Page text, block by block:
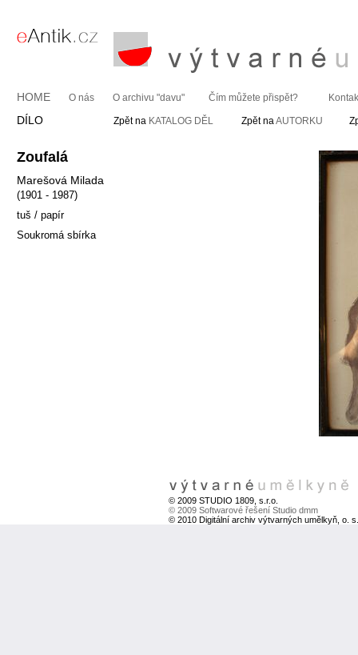
HOME O nás O archivu "davu" Čím můžete přispět?
DÍLO Zpět na KATALOG DĚL Zpět naAUTORKU
Zoufalá
Marešová Milada
(1901 - 1987)
tuš / papír
Soukromá sbírka
© 2009 STUDIO 1809, s.r.o.
© 2009 Softwarové řešení Studio dmm
© 2010 Digitální archiv výtvarných umělkyň, o. s.